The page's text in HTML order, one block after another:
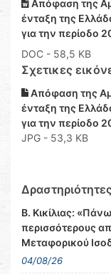
Απόφαση της
ένταξη της
για την περίοδο
DOC - 58,5 KB
Σχετικες
Απόφαση της
ένταξη της
για την περίοδο
JPG - 53,3 KB
Δραστηριότητες
Β. Κικίλιας:
περισσότερους
Μεταφορικού
04/08/26